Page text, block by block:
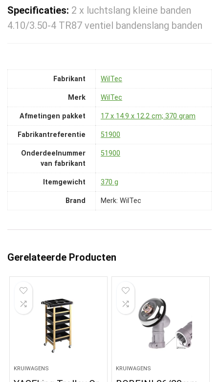
Specificaties: 2 x luchtslang kleine banden
4.10/3.50-4 TR87 ventiel bandenslang banden
Fabrikant ‎WilTec
Merk ‎WilTec
Afmetingen pakket ‎17 x 14.9 x 12.2 cm; 370 gram
Fabrikantreferentie ‎51900
Onderdeelnummer
van fabrikant
‎51900
Itemgewicht ‎370 g
Brand Merk: WilTec
Gerelateerde Producten
KRUIWAGENS KRUIWAGENS